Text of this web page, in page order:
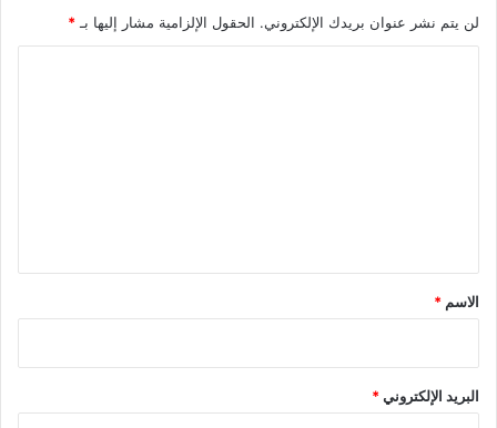
لن يتم نشر عنوان بريدك الإلكتروني. الحقول الإلزامية مشار إليها بـ*
*
الاسم *
البريد الإلكتروني*